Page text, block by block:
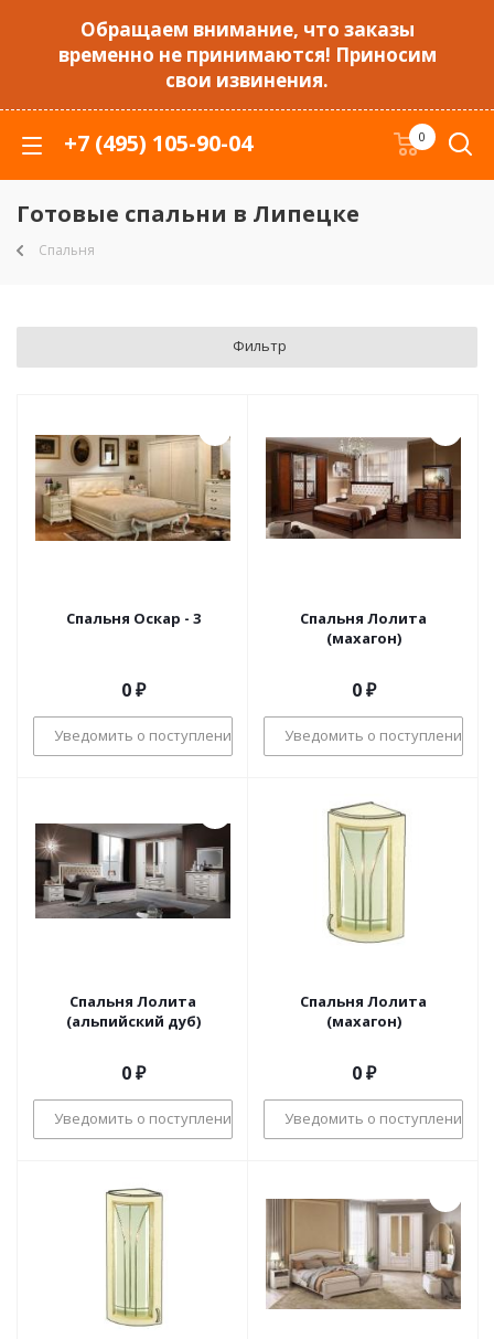
Обращаем внимание, что заказы
временно не принимаются! Приносим
свои извинения.
+7 (495) 105-90-04 0
Готовые спальни в Липецке
Спальня
Фильтр
Спальня Оскар - 3
0 ₽
Уведомить о поступлении
Спальня Лолита
(махагон)
0 ₽
Уведомить о поступлении
Спальня Лолита
(альпийский дуб)
0 ₽
Уведомить о поступлении
Спальня Лолита
(махагон)
0 ₽
Уведомить о поступлении